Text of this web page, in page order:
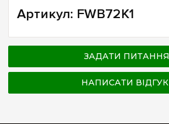
Артикул: FWB72K1
ЗАДАТИ ПИТАННЯ
НАПИСАТИ ВІДГУК